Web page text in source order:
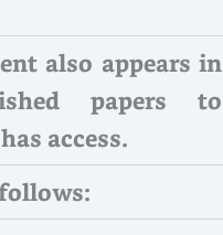
also appears in
papers to
access.